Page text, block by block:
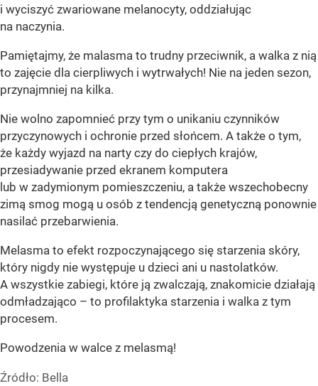
i wyciszyć zwariowane melanocyty, oddziałując
na naczynia.
Pamiętajmy, że malasma to trudny przeciwnik, a walka z nią
to zajęcie dla cierpliwych i wytrwałych! Nie na jeden sezon,
przynajmniej na kilka.
Nie wolno zapomnieć przy tym o unikaniu czynników
przyczynowych i ochronie przed słońcem. A także o tym,
że każdy wyjazd na narty czy do ciepłych krajów,
przesiadywanie przed ekranem komputera
lub w zadymionym pomieszczeniu, a także wszechobecny
zimą smog mogą u osób z tendencją genetyczną ponownie
nasilać przebarwienia.
Melasma to efekt rozpoczynającego się starzenia skóry,
który nigdy nie występuje u dzieci ani u nastolatków.
A wszystkie zabiegi, które ją zwalczają, znakomicie działają
odmładzająco – to profilaktyka starzenia i walka z tym
procesem.
Powodzenia w walce z melasmą!
Źródło: Bella